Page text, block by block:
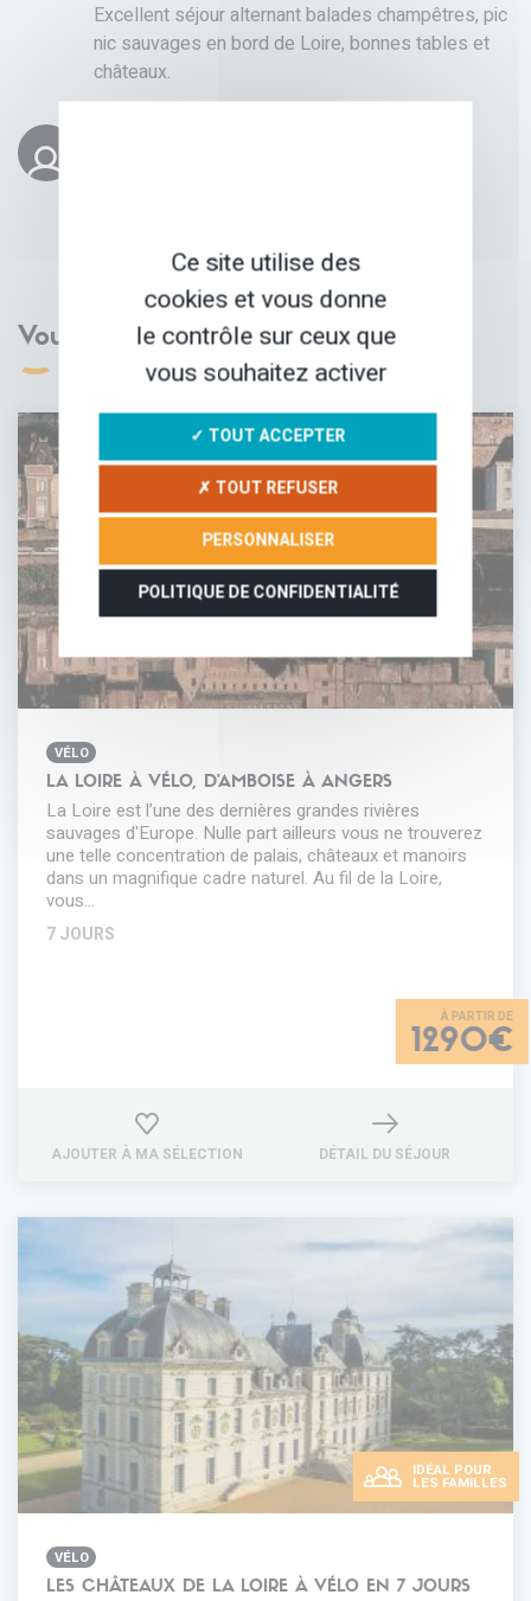
Excellent séjour alternant balades champêtres, pic
nic sauvages en bord de Loire, bonnes tables et
châteaux.
Vous aimerez aussi
VÉLO
LA LOIRE À VÉLO, D'AMBOISE À ANGERS
La Loire est l’une des dernières grandes rivières
sauvages d'Europe. Nulle part ailleurs vous ne trouverez
une telle concentration de palais, châteaux et manoirs
dans un magnifique cadre naturel. Au fil de la Loire,
vous…
7 JOURS
1290€
AJOUTER À MA SÉLECTION DÉTAIL DU SÉJOUR
IDÉAL POUR
LES FAMILLES
VÉLO
LES CHÂTEAUX DE LA LOIRE À VÉLO EN 7 JOURS
Ce site utilise des
cookies et vous donne
le contrôle sur ceux que
vous souhaitez activer
✓ TOUT ACCEPTER
✗ TOUT REFUSER
PERSONNALISER
POLITIQUE DE CONFIDENTIALITÉ